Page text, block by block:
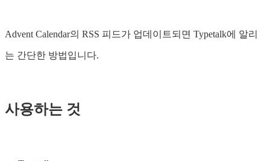
Advent Calendar의 RSS 피드가 업데이트되면 Typetalk에 알리
는 간단한 방법입니다.
사용하는 것